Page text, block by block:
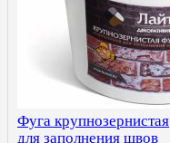
Фуга крупнозернистая
для заполнения швов